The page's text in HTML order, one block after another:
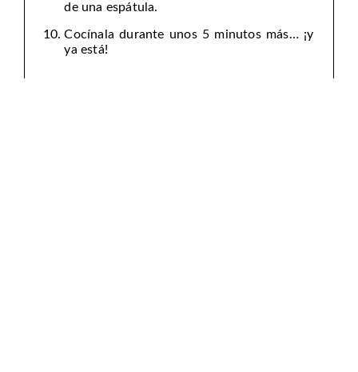
de una espátula.
Cocínala durante unos 5 minutos más… ¡y
ya está!